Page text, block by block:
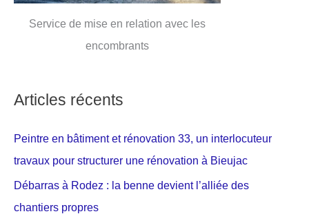
Service de mise en relation avec les
encombrants
Articles récents
Peintre en bâtiment et rénovation 33, un interlocuteur
travaux pour structurer une rénovation à Bieujac
Débarras à Rodez : la benne devient l’alliée des
chantiers propres